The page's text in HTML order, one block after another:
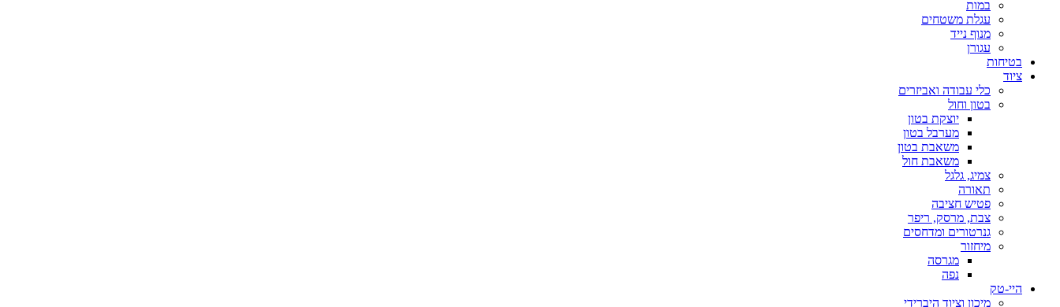
במות
עגלת משטחים
מנוף נייד
עגורן
בטיחות
ציוד
כלי עבודה ואביזרים
בטון וחול
יוצקת בטון
מערבל בטון
משאבת בטון
משאבת חול
צמיג, גלגל
תאורה
פטיש חציבה
צבת, מרסק, ריפר
גנרטורים ומדחסים
מיחזור
מגרסה
נפה
היי-טק
מיכון וציוד היברידי